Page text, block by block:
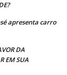
apresenta carro
DA
EM SUA